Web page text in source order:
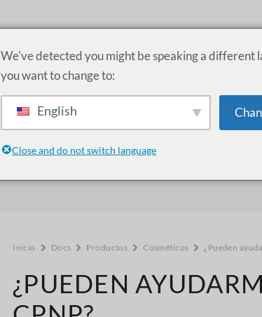
PRODUCTOS SERVICIOS ACADEMIA
¿Cómo podemos
Inicio Docs Productos Cosméticos ¿Pueden
¿PUEDEN
We've detected you might be speaking a different
you want to change to:
English
Close and do not switch language